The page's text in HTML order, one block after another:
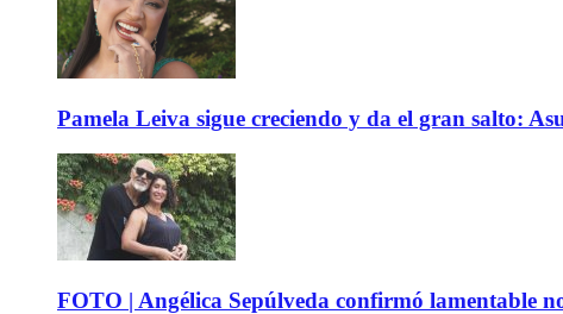
Pamela Leiva sigue creciendo y da el gran salto:
FOTO | Angélica Sepúlveda confirmó lamentable